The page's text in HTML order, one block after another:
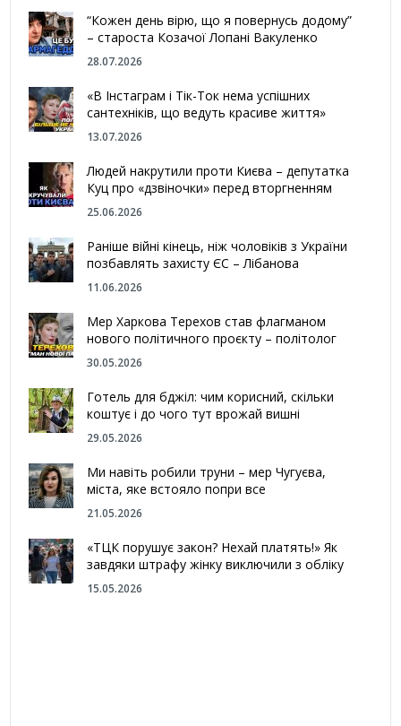
“Кожен день вірю, що я повернусь додому”
– староста Козачої Лопані Вакуленко
28.07.2026
«В Інстаграм і Тік-Ток нема успішних
сантехніків, що ведуть красиве життя»
13.07.2026
Людей накрутили проти Києва – депутатка
Куц про «дзвіночки» перед вторгненням
25.06.2026
Раніше війні кінець, ніж чоловіків з України
позбавлять захисту ЄС – Лібанова
11.06.2026
Мер Харкова Терехов став флагманом
нового політичного проєкту – політолог
30.05.2026
Готель для бджіл: чим корисний, скільки
коштує і до чого тут врожай вишні
29.05.2026
Ми навіть робили труни – мер Чугуєва,
міста, яке встояло попри все
21.05.2026
«ТЦК порушує закон? Нехай платять!» Як
завдяки штрафу жінку виключили з обліку
15.05.2026